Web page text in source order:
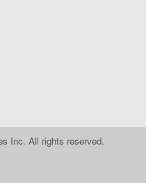
Inc. All rights reserved.